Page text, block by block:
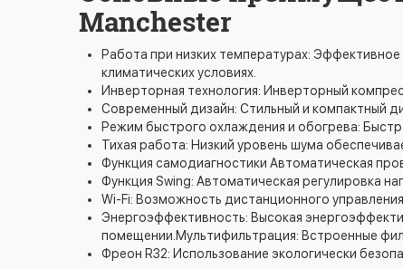
Manchester
Работа при низких температурах:
климатических условиях.
Инверторная технология: Инверторный
Современный дизайн: Стильный и компактный
Режим быстрого охлаждения и обогрева:
Тихая работа: Низкий уровень шума
Функция самодиагностики Автоматическая
Функция Swing: Автоматическая регулировка
Wi-Fi: Возможность дистанционного
Энергоэффективность: Высокая
помещении.Мультифильтрация: Встроенные
Фреон R32: Использование экологически